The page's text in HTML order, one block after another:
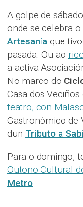
A golpe de
onde se celebra o
Artesanía que
pasada. Ou ao rico
a activa
No marco do
Casa dos Veciños
teatro, con
Gastronómico de
dun Tributo a
Para o domingo,
Outono Cultural
Metro.